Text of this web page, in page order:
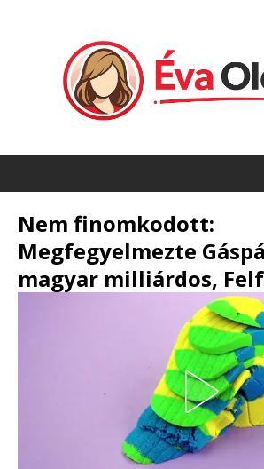
Nem finomkodott:
Megfegyelmezte
magyar milliárdos,